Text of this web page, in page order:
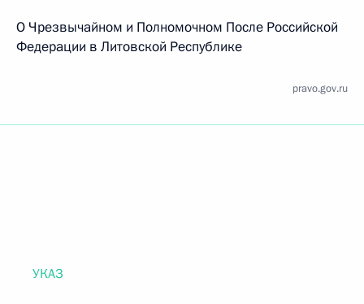
О Чрезвычайном и Полномочном После Российской
Федерации в Литовской Республике
pravo.gov.ru
УКАЗ